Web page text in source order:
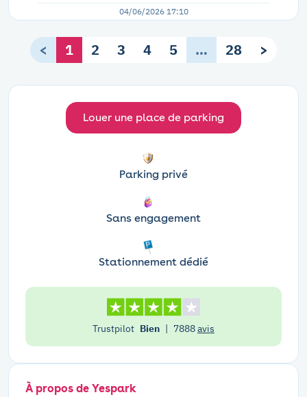
04/06/2026 17:10
< 1 2 3 4 5 … 28 >
Louer une place de parking
Parking privé
Sans engagement
Stationnement dédié
Trustpilot Bien | 7888avis
À propos de Yespark